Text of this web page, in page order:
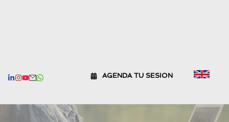
AGENDA TU SESION